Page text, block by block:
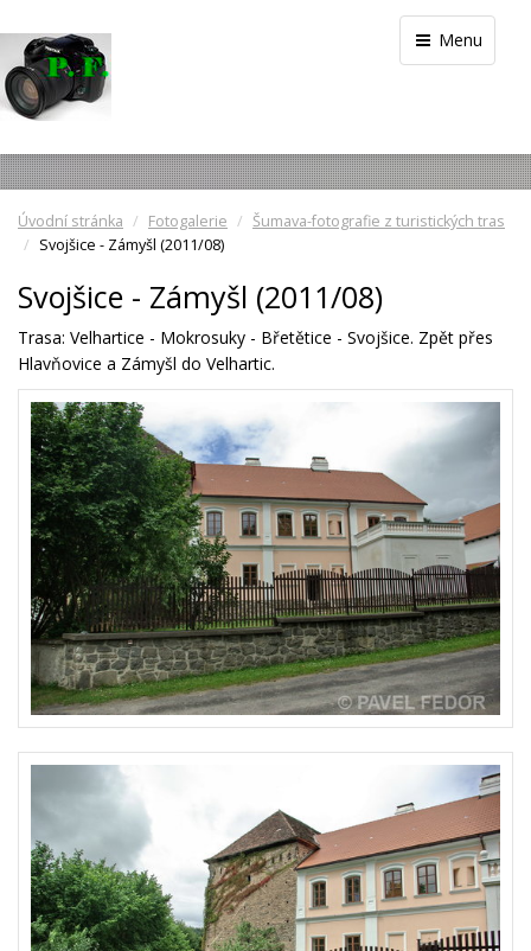
Menu
Úvodní stránka Fotogalerie
Šumava-fotografie z turistických tras
Svojšice - Zámyšl (2011/08)
Svojšice - Zámyšl (2011/08)
Trasa: Velhartice - Mokrosuky - Břetětice - Svojšice. Zpět přes
Hlavňovice a Zámyšl do Velhartic.